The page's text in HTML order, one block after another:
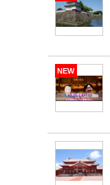
NEW